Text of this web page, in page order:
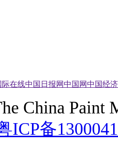
际在线中国日报网中国网中国经
China Paint
ICP备